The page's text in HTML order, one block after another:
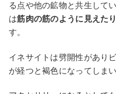
る点や他の鉱物と共生して
は筋肉の筋のように見えた
す。
イネサイトは劈開性があり
が経つと褐色になってしまい